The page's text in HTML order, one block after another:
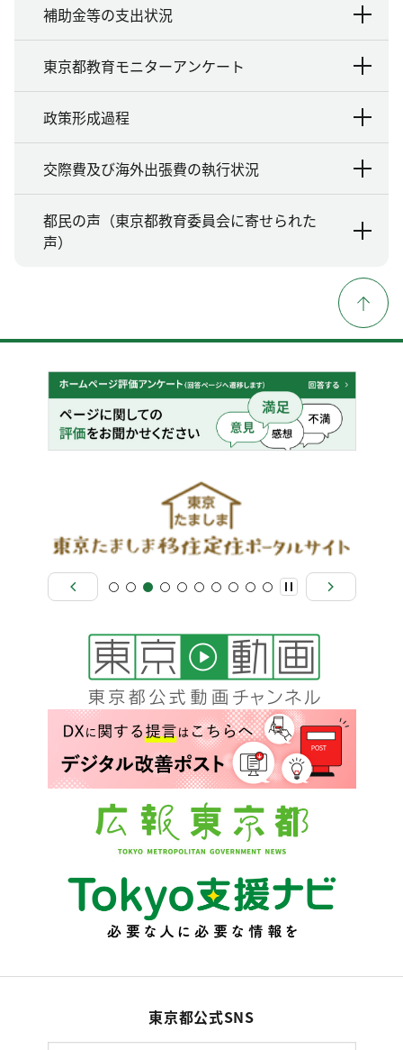
補助金等の支出状況
東京都教育モニターアンケート
政策形成過程
交際費及び海外出張費の執行状況
都民の声（東京都教育委員会に寄せられた
声）
東京都公式SNS